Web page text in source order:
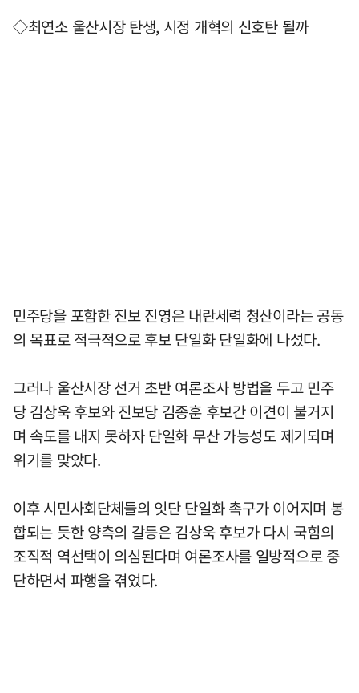
◇최연소 울산시장 탄생, 시정 개혁의 신호탄 될까
민주당을 포함한 진보 진영은 내란세력 청산이라는 공동
의 목표로 적극적으로 후보 단일화 단일화에 나섰다.
그러나 울산시장 선거 초반 여론조사 방법을 두고 민주
당 김상욱 후보와 진보당 김종훈 후보간 이견이 불거지
며 속도를 내지 못하자 단일화 무산 가능성도 제기되며
위기를 맞았다.
이후 시민사회단체들의 잇단 단일화 촉구가 이어지며 봉
합되는 듯한 양측의 갈등은 김상욱 후보가 다시 국힘의
조직적 역선택이 의심된다며 여론조사를 일방적으로 중
단하면서 파행을 겪었다.